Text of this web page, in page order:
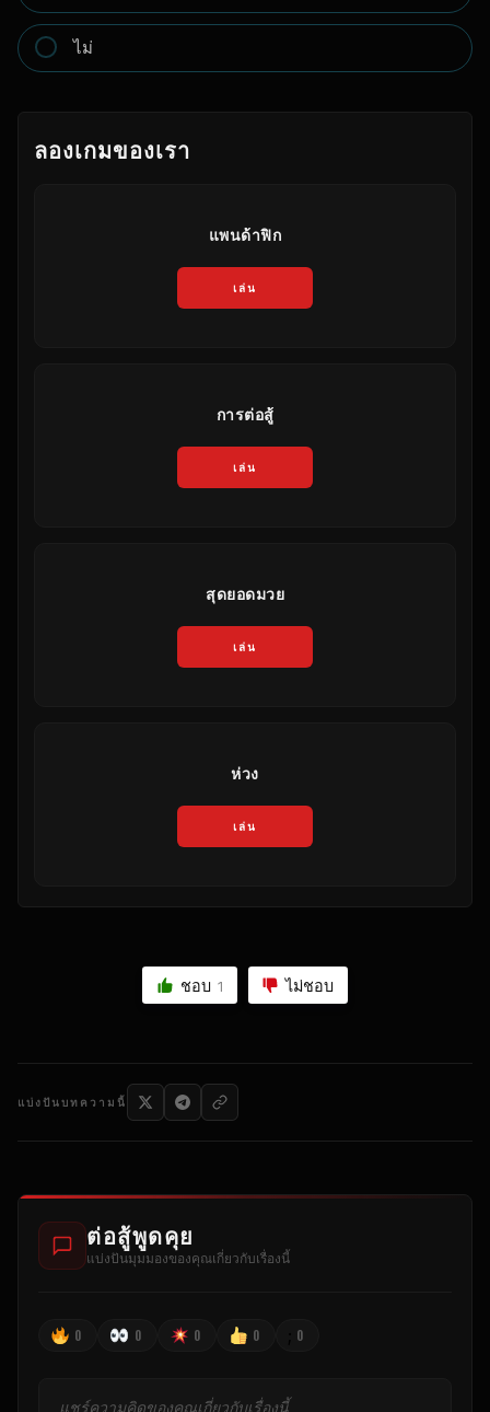
ไม่
ลองเกมของเรา
แพนด้าฟิก
เล่น
การต่อสู้
เล่น
สุดยอดมวย
เล่น
ห่วง
เล่น
ชอบ 1 ไม่ชอบ
แบ่งปันบทความนี้
ต่อสู้พูดคุย
แบ่งปันมุมมองของคุณเกี่ยวกับเรื่องนี้
0 0 0 0 0